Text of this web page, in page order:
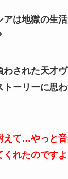
は地獄の生
された天才
トーリーに思
えて…やっと
れたのですよ